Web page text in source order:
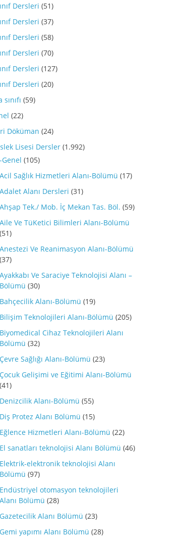
Dersleri (51)
Dersleri (37)
Dersleri (58)
Dersleri (70)
Dersleri (127)
Dersleri (20)
sınıfı (59)
(22)
Döküman (24)
Lisesi Dersler (1.992)
-Genel (105)
Acil Sağlık Hizmetleri Alanı-Bölümü (17)
Adalet Alanı Dersleri (31)
Ahşap Tek./ Mob. İç Mekan Tas. Böl. (59)
Aile Ve TüKetici Bilimleri Alanı-Bölümü
(51)
Anestezi Ve Reanimasyon Alanı-Bölümü
(37)
Ayakkabı Ve Saraciye Teknolojisi Alanı –
Bölümü (30)
Bahçecilik Alanı-Bölümü (19)
Bilişim Teknolojileri Alanı-Bölümü (205)
Biyomedical Cihaz Teknolojileri Alanı
Bölümü (32)
Çevre Sağlığı Alanı-Bölümü (23)
Çocuk Gelişimi ve Eğitimi Alanı-Bölümü
(41)
Denizcilik Alanı-Bölümü (55)
Diş Protez Alanı Bölümü (15)
Eğlence Hizmetleri Alanı-Bölümü (22)
El sanatları teknolojisi Alanı Bölümü (46)
Elektrik-elektronik teknolojisi Alanı
Bölümü (97)
Endüstriyel otomasyon teknolojileri
Alanı Bölümü (28)
Gazetecilik Alanı Bölümü (23)
Gemi yapımı Alanı Bölümü (28)